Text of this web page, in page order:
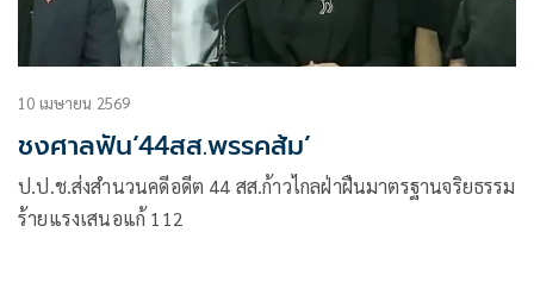
10 เมษายน 2569
ชงศาลฟัน‘44สส.พรรคส้ม’
ป.ป.ช.ส่งสำนวนคดีอดีต 44 สส.ก้าวไกลฝ่าฝืนมาตรฐานจริยธรรม
ร้ายแรงเสนอแก้ 112